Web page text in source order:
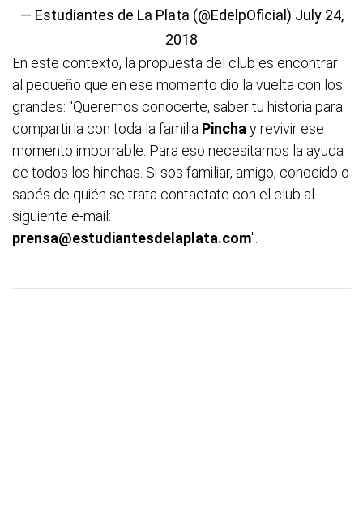
— Estudiantes de La Plata (@EdelpOficial) July 24,
2018
En este contexto, la propuesta del club es encontrar
al pequeño que en ese momento dio la vuelta con los
grandes: "Queremos conocerte, saber tu historia para
compartirla con toda la familia Pincha y revivir ese
momento imborrable. Para eso necesitamos la ayuda
de todos los hinchas. Si sos familiar, amigo, conocido o
sabés de quién se trata contactate con el club al
siguiente e-mail:
prensa@estudiantesdelaplata.com".